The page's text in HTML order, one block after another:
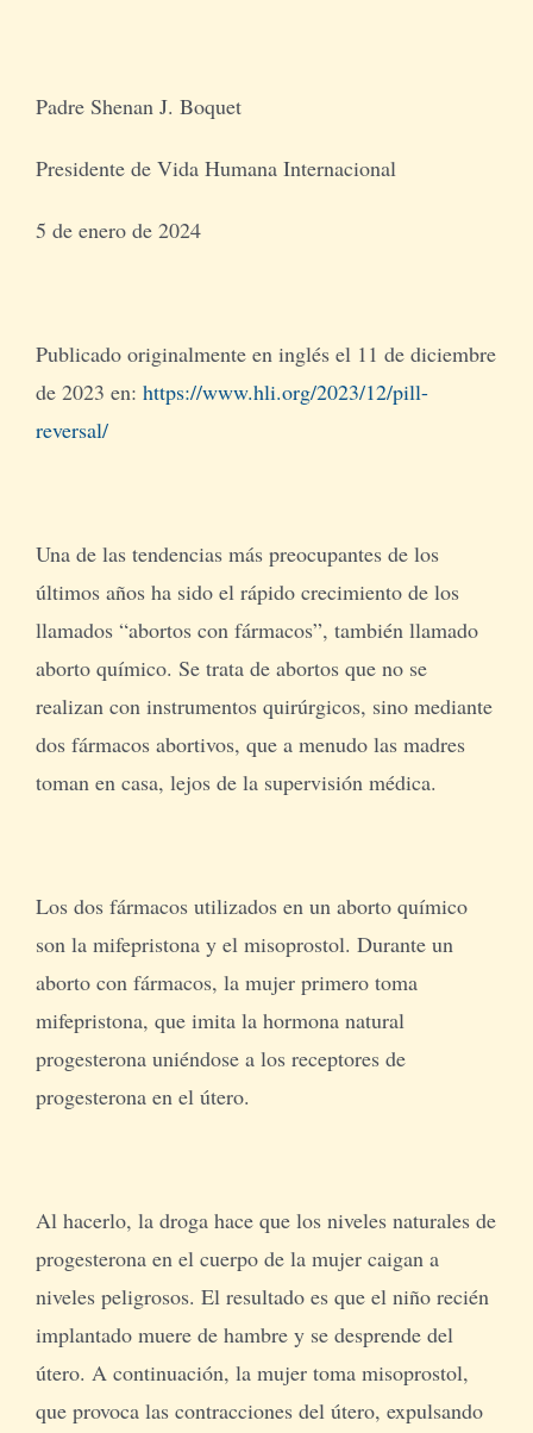
Padre Shenan J. Boquet
Presidente de Vida Humana Internacional
5 de enero de 2024
Publicado originalmente en inglés el 11 de diciembre
de 2023 en: https://www.hli.org/2023/12/pill-
reversal/
Una de las tendencias más preocupantes de los
últimos años ha sido el rápido crecimiento de los
llamados “abortos con fármacos”, también llamado
aborto químico. Se trata de abortos que no se
realizan con instrumentos quirúrgicos, sino mediante
dos fármacos abortivos, que a menudo las madres
toman en casa, lejos de la supervisión médica.
Los dos fármacos utilizados en un aborto químico
son la mifepristona y el misoprostol. Durante un
aborto con fármacos, la mujer primero toma
mifepristona, que imita la hormona natural
progesterona uniéndose a los receptores de
progesterona en el útero.
Al hacerlo, la droga hace que los niveles naturales de
progesterona en el cuerpo de la mujer caigan a
niveles peligrosos. El resultado es que el niño recién
implantado muere de hambre y se desprende del
útero. A continuación, la mujer toma misoprostol,
que provoca las contracciones del útero, expulsando